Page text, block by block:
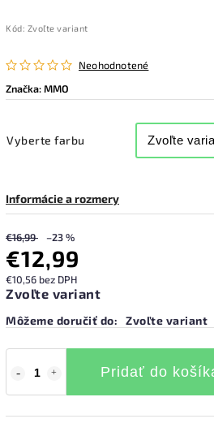
Kód: Zvoľte variant
Neohodnotené
Značka:MMO
Vyberte farbu
Informácie a rozmery
€16,99 –23 %
€12,99
€10,56 bez DPH
Zvoľte variant
Môžeme doručiť do: Zvoľte variant
Pridať do